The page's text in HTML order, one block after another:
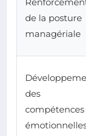
de la posture
managériale
des
compétences